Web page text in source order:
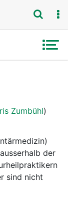
Zumbühl)
der
sind nicht